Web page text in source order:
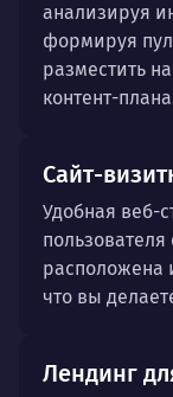
анализируя
формируя пул
разместить
контент-
Сайт-
Удобная веб-
расположена
что вы
Лендинг